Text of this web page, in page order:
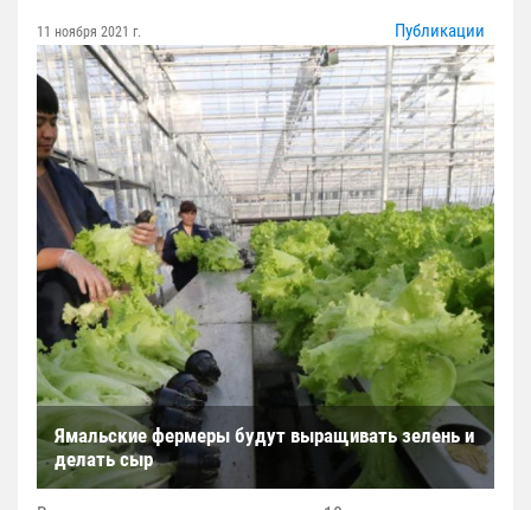
11 ноября 2021 г. Публикации
Ямальские фермеры будут выращивать зелень и
делать сыр